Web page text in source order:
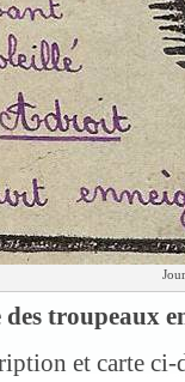
des troupeaux
et carte ci-